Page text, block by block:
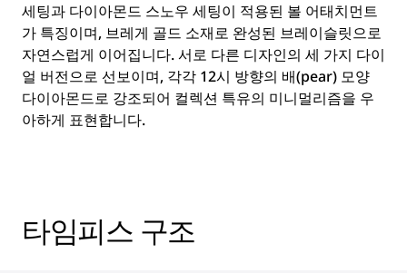
세팅과 다이아몬드 스노우 세팅이 적용된 볼 어태치먼트
가 특징이며, 브레게 골드 소재로 완성된 브레이슬릿으로
자연스럽게 이어집니다. 서로 다른 디자인의 세 가지 다이
얼 버전으로 선보이며, 각각 12시 방향의 배(pear) 모양
다이아몬드로 강조되어 컬렉션 특유의 미니멀리즘을 우
아하게 표현합니다.
타임피스 구조